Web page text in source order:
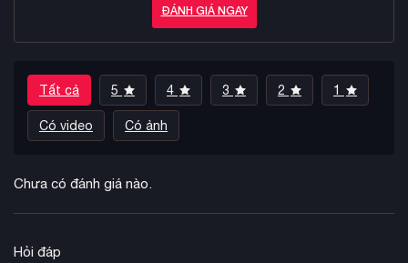
ĐÁNH GIÁ NGAY
Tất cả 5 4 3 2 1
Có video Có ảnh
Chưa có đánh giá nào.
Hỏi đáp